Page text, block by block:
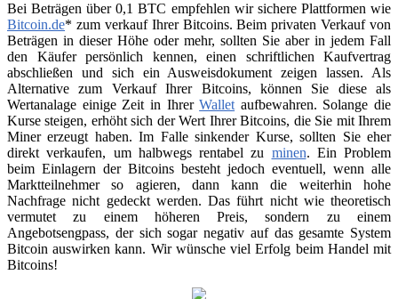
Bei Beträgen über 0,1 BTC empfehlen wir sichere Plattformen wie
Bitcoin.de* zum verkauf Ihrer Bitcoins. Beim privaten Verkauf von
Beträgen in dieser Höhe oder mehr, sollten Sie aber in jedem Fall
den Käufer persönlich kennen, einen schriftlichen Kaufvertrag
abschließen und sich ein Ausweisdokument zeigen lassen. Als
Alternative zum Verkauf Ihrer Bitcoins, können Sie diese als
Wertanalage einige Zeit in IhrerWallet aufbewahren. Solange die
Kurse steigen, erhöht sich der Wert Ihrer Bitcoins, die Sie mit Ihrem
Miner erzeugt haben. Im Falle sinkender Kurse, sollten Sie eher
direkt verkaufen, um halbwegs rentabel zu minen. Ein Problem
beim Einlagern der Bitcoins besteht jedoch eventuell, wenn alle
Marktteilnehmer so agieren, dann kann die weiterhin hohe
Nachfrage nicht gedeckt werden. Das führt nicht wie theoretisch
vermutet zu einem höheren Preis, sondern zu einem
Angebotsengpass, der sich sogar negativ auf das gesamte System
Bitcoin auswirken kann. Wir wünsche viel Erfolg beim Handel mit
Bitcoins!